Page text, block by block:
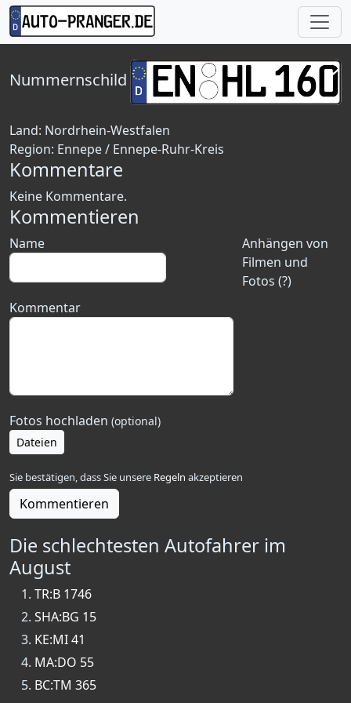
Nummernschild
Land: Nordrhein-Westfalen
Region: Ennepe / Ennepe-Ruhr-Kreis
Kommentare
Keine Kommentare.
Kommentieren
Anhängen von
Filmen und
Fotos (?)
Name
Kommentar
Fotos hochladen (optional)
Dateien
Sie bestätigen, dass Sie unsere Regeln akzeptieren
Kommentieren
Die schlechtesten Autofahrer im
August
TR:B 1746
SHA:BG 15
KE:MI 41
MA:DO 55
BC:TM 365